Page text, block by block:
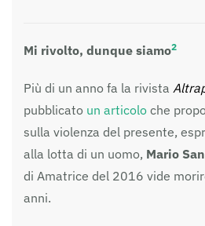
Mi rivolto, dunque siamo2
Più di un anno fa la rivista
pubblicato un articolo che
sulla violenza del presente,
alla lotta di un uomo, Mario
di Amatrice del 2016 vide
anni.